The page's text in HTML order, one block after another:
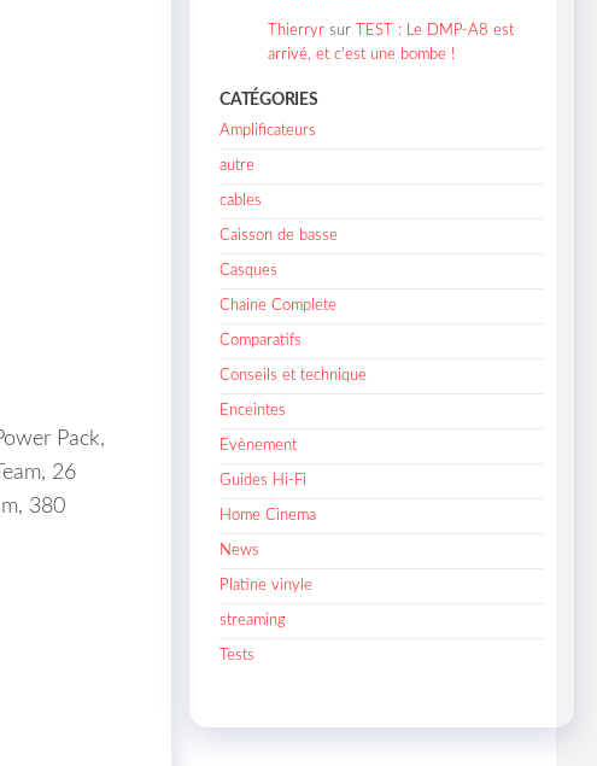
Pack,
26
380
Thierryr sur
TEST : Le DMP-A8 est
arrivé, et c’est une bombe !
CATÉGORIES
Amplificateurs
autre
cables
Caisson de basse
Casques
Chaine Complete
Comparatifs
Conseils et technique
Enceintes
Evènement
Guides Hi-Fi
Home Cinema
News
Platine vinyle
streaming
Tests